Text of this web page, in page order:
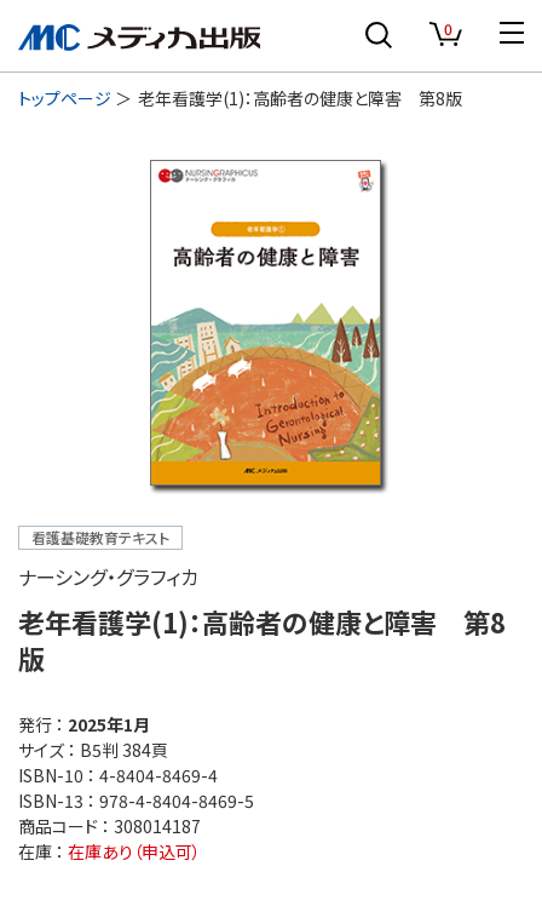
0
トップページ 老年看護学(1)：高齢者の健康と障害 第8版
看護基礎教育テキスト
ナーシング・グラフィカ
老年看護学(1)：高齢者の健康と障害 第8
版
発行 ： 2025年1月
サイズ ： B5判 384頁
ISBN-10 ： 4-8404-8469-4
ISBN-13 ： 978-4-8404-8469-5
商品コード ： 308014187
在庫 ： 在庫あり（申込可）